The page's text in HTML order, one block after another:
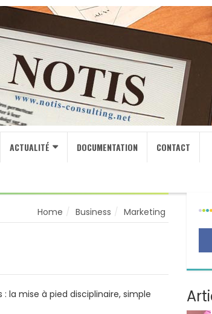
ACTUALITÉ DOCUMENTATION CONTACT
Home Business Marketing
la mise à pied disciplinaire, simple